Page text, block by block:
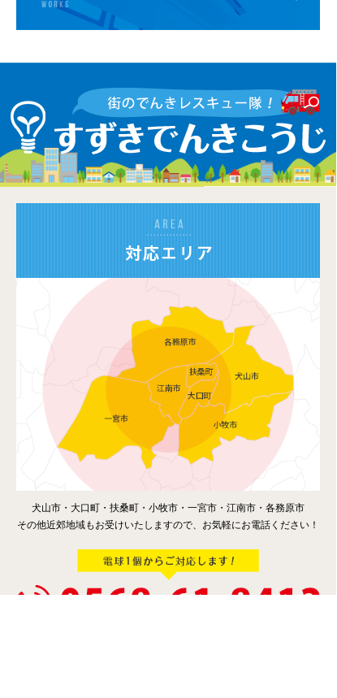
犬山市・大口町・扶桑町・小牧市・一宮市・江南市・各務原市
その他近郊地域もお受けいたしますので、お気軽にお電話ください！